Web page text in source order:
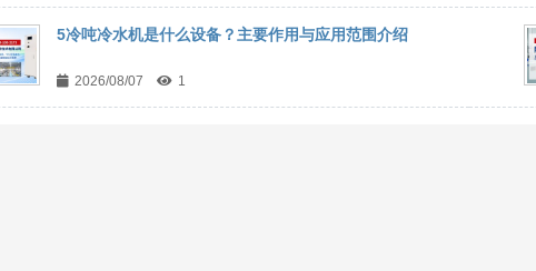
5冷吨冷水机是什么设备？主要作用与应用范围介绍
2026/08/07 1